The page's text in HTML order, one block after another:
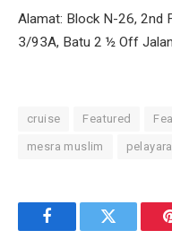
Alamat: Block N-26, 2nd
3/93A, Batu 2 ½ Off
cruise Featured
mesra muslim
FacebookTwitter